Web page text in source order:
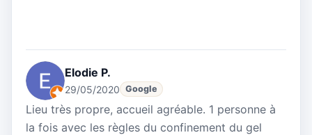
Elodie P.
29/05/2020 Google
Lieu très propre, accueil agréable. 1 personne à
la fois avec les règles du confinement du gel